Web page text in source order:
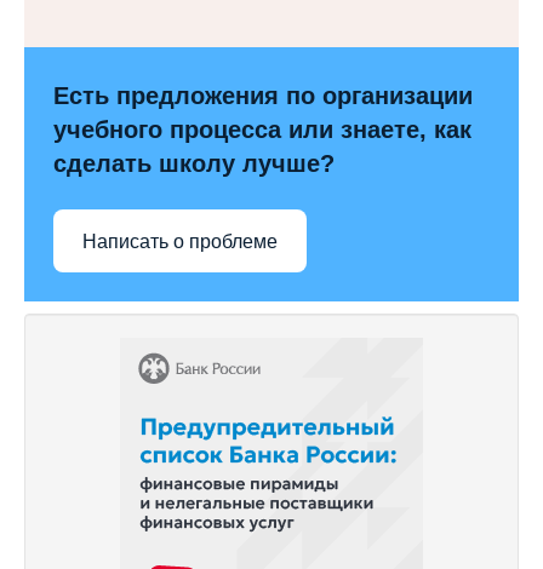
Есть предложения по организации
учебного процесса или знаете, как
сделать школу лучше?
Написать о проблеме